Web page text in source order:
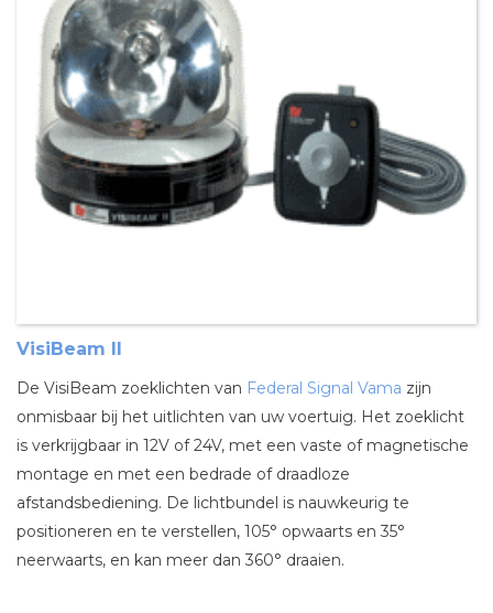
VisiBeam II
De VisiBeam zoeklichten van Federal Signal Vama zijn
onmisbaar bij het uitlichten van uw voertuig. Het zoeklicht
is verkrijgbaar in 12V of 24V, met een vaste of magnetische
montage en met een bedrade of draadloze
afstandsbediening. De lichtbundel is nauwkeurig te
positioneren en te verstellen, 105° opwaarts en 35°
neerwaarts, en kan meer dan 360° draaien.